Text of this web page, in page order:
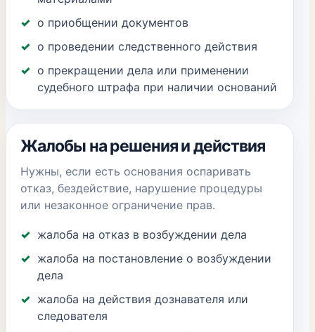
о приобщении документов
о проведении следственного действия
о прекращении дела или применении
судебного штрафа при наличии оснований
Жалобы на решения и действия
Нужны, если есть основания оспаривать
отказ, бездействие, нарушение процедуры
или незаконное ограничение прав.
жалоба на отказ в возбуждении дела
жалоба на постановление о возбуждении
дела
жалоба на действия дознавателя или
следователя